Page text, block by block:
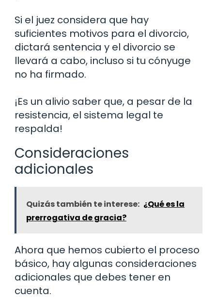
Si el juez considera que hay
suficientes motivos para el divorcio,
dictará sentencia y el divorcio se
llevará a cabo, incluso si tu cónyuge
no ha firmado.
¡Es un alivio saber que, a pesar de la
resistencia, el sistema legal te
respalda!
Consideraciones
adicionales
Quizás también te interese: ¿Qué es la
prerrogativa de gracia?
Ahora que hemos cubierto el proceso
básico, hay algunas consideraciones
adicionales que debes tener en
cuenta.